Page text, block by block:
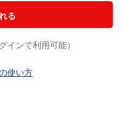
る
インで利用可能）
使い方